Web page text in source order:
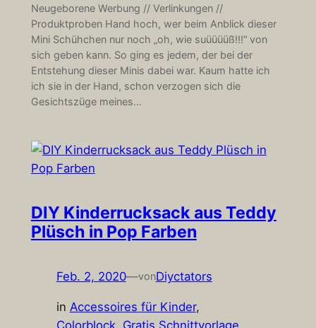
Neugeborene Werbung // Verlinkungen //
Produktproben Hand hoch, wer beim Anblick dieser
Mini Schühchen nur noch „oh, wie suüüüüß!!!“ von
sich geben kann. So ging es jedem, der bei der
Entstehung dieser Minis dabei war. Kaum hatte ich
ich sie in der Hand, schon verzogen sich die
Gesichtszüge meines…
DIY Kinderrucksack aus Teddy
Plüsch in Pop Farben
Feb. 2, 2020—vonDiyctators
in Accessoires für Kinder
Colorblock, Gratis Schnittvorlage